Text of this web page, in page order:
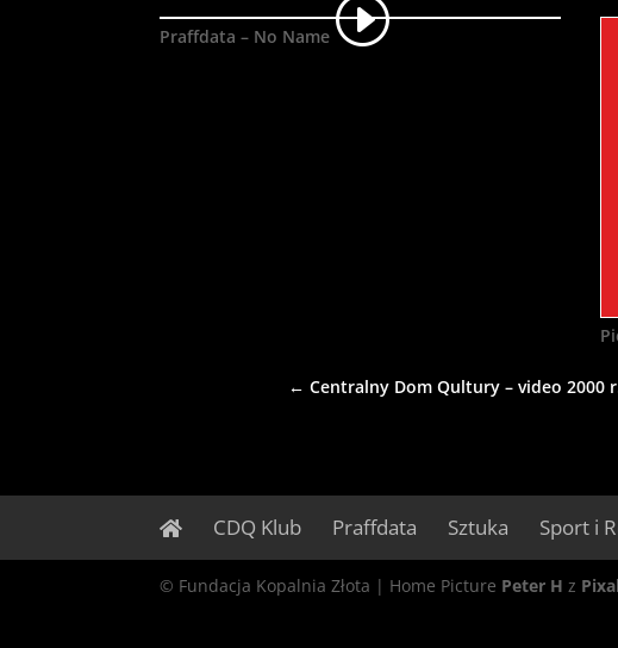
Praffdata – No Name
← Centralny Dom Qultury – video 2000
CDQ Klub Praffdata Sztuka Sport i
© Fundacja Kopalnia Złota | Home Picture Peter H z